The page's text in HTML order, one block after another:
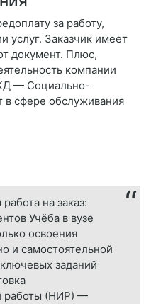
за работу,
услуг. Заказчик имеет
документ. Плюс,
компании
— Социально-
в сфере обслуживания
на заказ:
Учёба в вузе
освоения
и самостоятельной
заданий
работы (НИР) —